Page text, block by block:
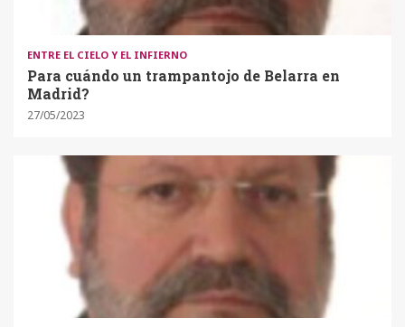
ENTRE EL CIELO Y EL INFIERNO
Para cuándo un trampantojo de Belarra en
Madrid?
27/05/2023